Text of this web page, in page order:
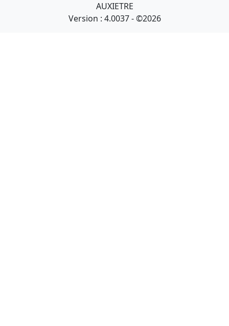
AUXIETRE
Version : 4.0037 - ©2026